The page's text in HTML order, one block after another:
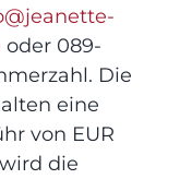
oder 089-
Die
eine
von EUR
die